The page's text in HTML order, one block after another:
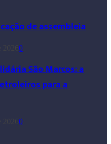
de assembleia
0
São Marcos: a
para a
0